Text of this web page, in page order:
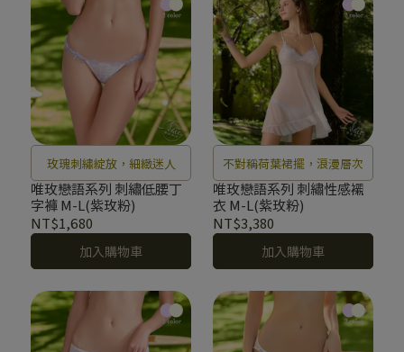
玫瑰刺繡綻放，細緻迷人
唯玫戀語系列 刺繡低腰丁
字褲 M-L(紫玫粉)
NT$1,680
加入購物車
不對稱荷葉裙擺，浪漫層次
唯玫戀語系列 刺繡性感襯
衣 M-L(紫玫粉)
NT$3,380
加入購物車